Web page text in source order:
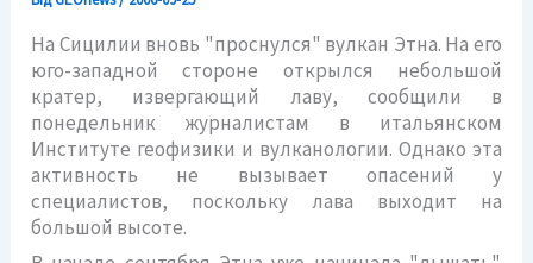
На Сицилии вновь "проснулся" вулкан Этна. На его
юго-западной стороне открылся небольшой
кратер, извергающий лаву, сообщили в
понедельник журналистам в итальянском
Институте геофизики и вулканологии. Однако эта
активность не вызывает опасений у
специалистов, поскольку лава выходит на
большой высоте.